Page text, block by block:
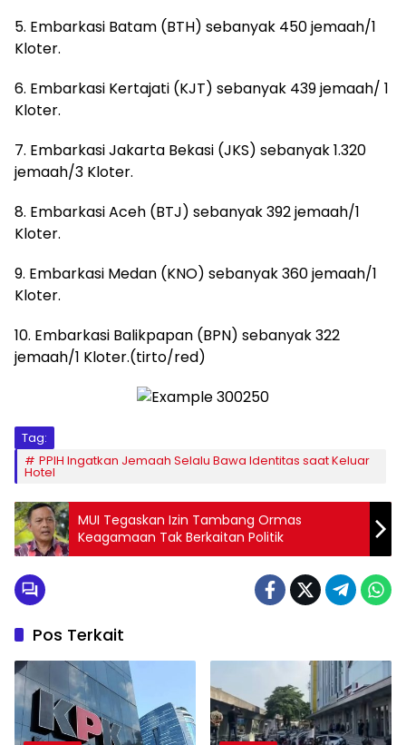
5. Embarkasi Batam (BTH) sebanyak 450 jemaah/1
Kloter.
6. Embarkasi Kertajati (KJT) sebanyak 439 jemaah/ 1
Kloter.
7. Embarkasi Jakarta Bekasi (JKS) sebanyak 1.320
jemaah/3 Kloter.
8. Embarkasi Aceh (BTJ) sebanyak 392 jemaah/1
Kloter.
9. Embarkasi Medan (KNO) sebanyak 360 jemaah/1
Kloter.
10. Embarkasi Balikpapan (BPN) sebanyak 322
jemaah/1 Kloter.(tirto/red)
Tag:
PPIH Ingatkan Jemaah Selalu Bawa Identitas saat Keluar
Hotel
MUI Tegaskan Izin Tambang Ormas
Keagamaan Tak Berkaitan Politik
Pos Terkait